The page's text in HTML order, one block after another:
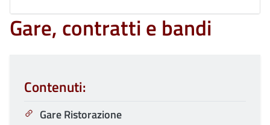
Gare, contratti e bandi
Contenuti:
Gare Ristorazione